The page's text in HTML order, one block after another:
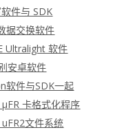
件与 SDK
据交换软件
Ultralight 软件
安卓软件
软件与SDK一起
卡格式化程序
文件系统